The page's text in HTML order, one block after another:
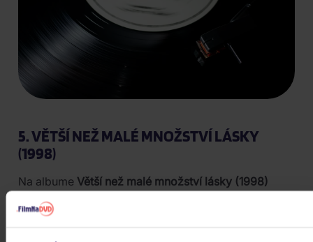
5. VĚTŠÍ NEŽ MALÉ MNOŽSTVÍ LÁSKY
(1998)
Na albume Větší než malé množství lásky (1998)
predstavila kapela vyzretejší a prepracovanejší zvuk.
Platňa vznikala v období, keď Lucie plnila najväčšie